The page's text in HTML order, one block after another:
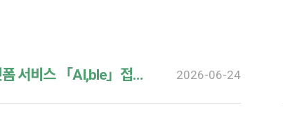
DCU 멀티LLM 생성형AI 플랫폼 서비스 「AI,ble」접속 및 이용 안내 2026-06-24